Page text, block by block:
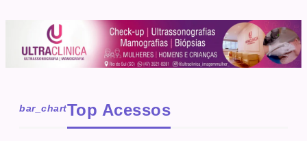
bar_chartTop Acessos